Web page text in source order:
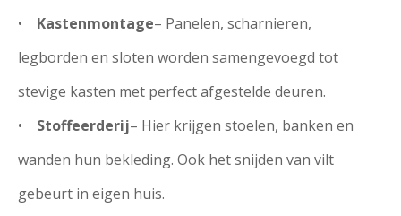
• Kastenmontage– Panelen, scharnieren,
legborden en sloten worden samengevoegd tot
stevige kasten met perfect afgestelde deuren.
• Stoffeerderij– Hier krijgen stoelen, banken en
wanden hun bekleding. Ook het snijden van vilt
gebeurt in eigen huis.